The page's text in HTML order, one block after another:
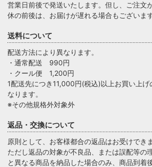
営業日前後で発送いたします。但し、ご注文
休の前後は、お届けが遅れる場合もございます
送料について
配送方法により異なります。
・通常配送 990円
・クール便 1,200円
1配送先につき11,000円(税込)以上お買い上げ
なります。
※その他規格外対象外
返品・交換について
原則として、お客様都合の返品はお受けでき
ただし返品の対象が不良品、または誤配等の
と異なる商品を納品した場合のみ、商品到着